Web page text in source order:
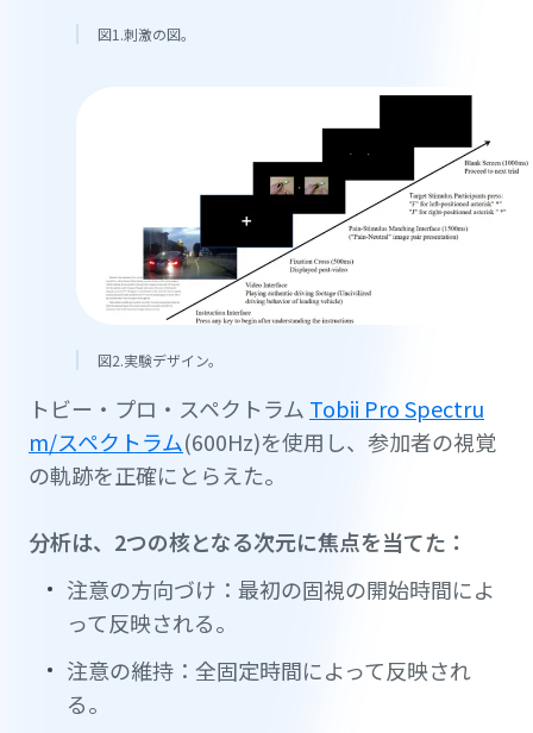
図1.刺激の図。
図2.実験デザイン。
トビー・プロ・スペクトラム Tobii Pro Spectru
m/スペクトラム(600Hz)を使用し、参加者の視覚
の軌跡を正確にとらえた。
分析は、2つの核となる次元に焦点を当てた：
注意の方向づけ：最初の固視の開始時間によ
って反映される。
注意の維持：全固定時間によって反映され
る。